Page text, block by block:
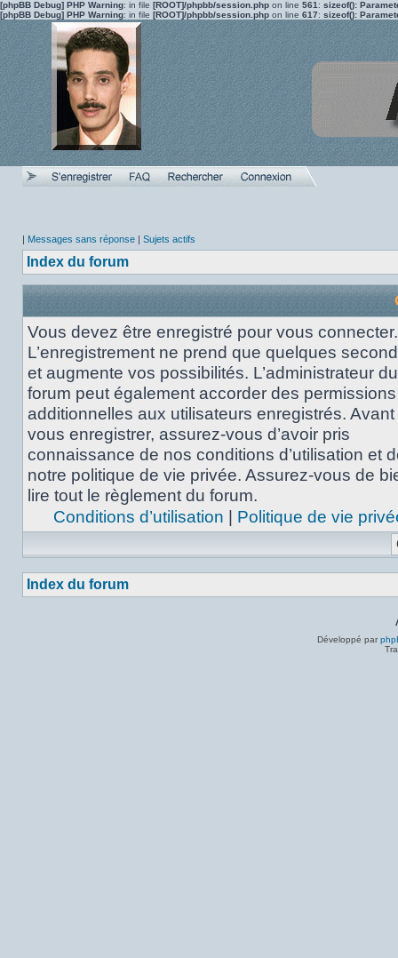
[phpBB Debug] PHP Warning: in file [ROOT]/phpbb/session.php on line 561 : sizeof():
[phpBB Debug] PHP Warning: in file [ROOT]/phpbb/session.php on line 617: sizeof():
| Messages sans réponse | Sujets actifs
Index du forum
Vous devez être enregistré pour vous connecter.
L’enregistrement ne prend que quelques
et augmente vos possibilités. L’administrateur du
forum peut également accorder des permissions
additionnelles aux utilisateurs enregistrés.
vous enregistrer, assurez-vous d’avoir pris
connaissance de nos conditions d’utilisation et
notre politique de vie privée. Assurez-vous de
lire tout le règlement du forum.
Conditions d’utilisation | Politique de vie
Index du forum
Développé par